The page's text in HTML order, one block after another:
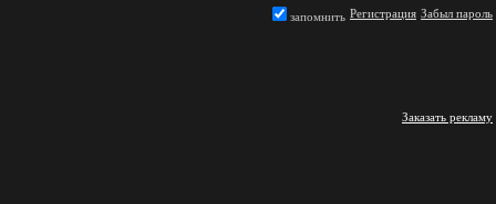
запомнить Регистрация Забыл пароль
Заказать рекламу